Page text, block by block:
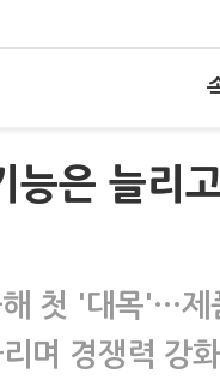
능은 늘리
첫 '대목'…제
며 경쟁력 강화